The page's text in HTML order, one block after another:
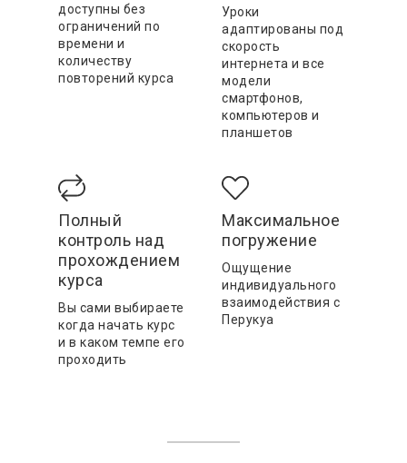
доступны без
ограничений по
времени и
количеству
повторений курса
Уроки
адаптированы под
скорость
интернета и все
модели
смартфонов,
компьютеров и
планшетов
Полный
контроль над
прохождением
курса
Вы сами выбираете
когда начать курс
и в каком темпе его
проходить
Максимальное
погружение
Ощущение
индивидуального
взаимодействия с
Перукуа